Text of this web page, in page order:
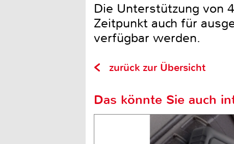
Die Unterstützung von
Zeitpunkt auch für
verfügbar werden.
zurück zur Übersicht
Das könnte Sie auch